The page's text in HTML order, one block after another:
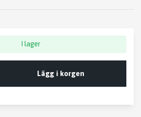
I lager
Lägg i korgen